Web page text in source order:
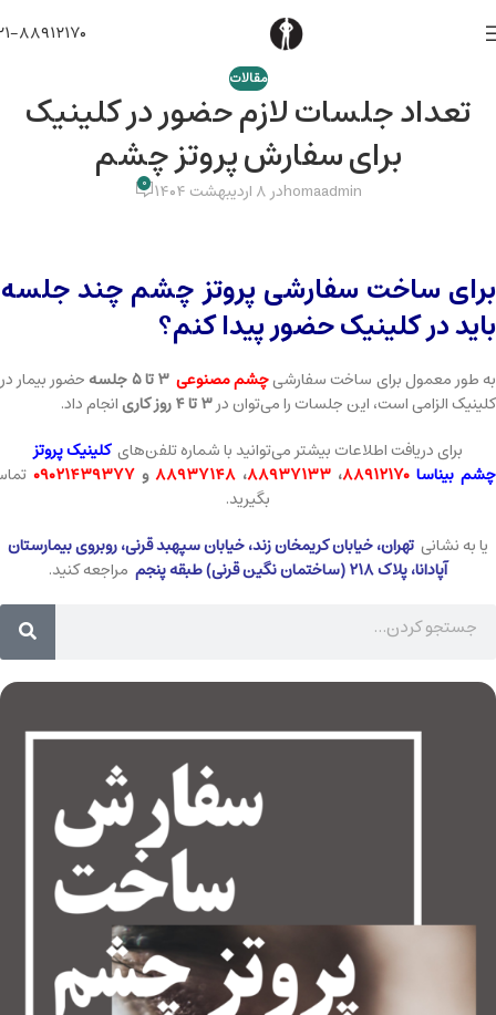
۰۲۱-
مقالات
تعداد جلسات لازم حضور در کلینیک
برای سفارش پروتز چشم
homaadminدر ۸ اردیبهشت ۱۴۰۴ ۰
برای ساخت سفارشی پروتز چشم چند جلسه
باید در کلینیک حضور پیدا کنم؟
به طور معمول برای ساخت سفارشیچشم مصنوعی ۳ تا ۵ جلسه
حضور بیمار در
کلینیک الزامی است، این جلسات را می‌توان در۳ تا ۴ روز کاری
انجام داد.
برای دریافت اطلاعات بیشتر می‌توانید با شماره تلفن‌هایکلینیک پروتز
چشم بیناسا ۸۸۹۱۲۱۷۰، ۸۸۹۳۷۱۳۳، ۸۸۹۳۷۱۴۸ و ۰۹۰۲۱۴۳۹۳۷۷
بگیرید.
یا به نشانی تهران، خیابان کریمخان زند، خیابان سپهبد قرنی، روبروی بیمارستان
آپادانا، پلاک ۲۱۸ (ساختمان نگین قرنی) طبقه پنجم
مراجعه کنید.